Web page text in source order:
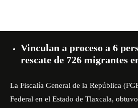
Vinculan a proceso a 6
rescate de 726 migrantes
La Fiscalía General de la República
Federal en el Estado de Tlaxcala,